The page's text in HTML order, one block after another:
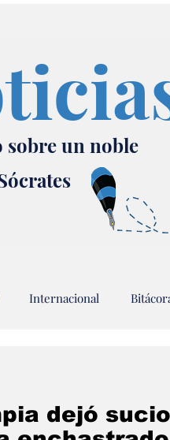
sobre un noble
Internacional
dejó